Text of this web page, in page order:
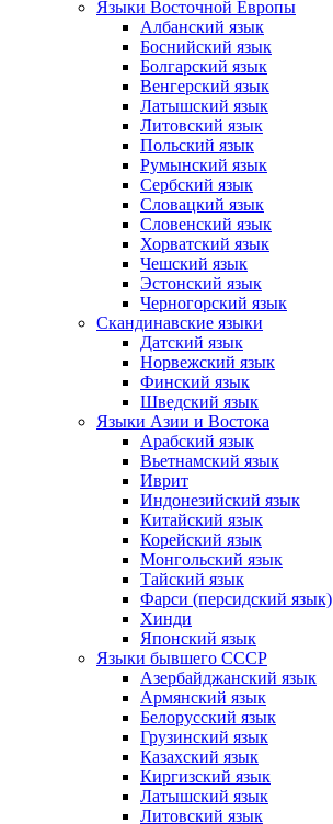
Языки Восточной Европы
Албанский язык
Боснийский язык
Болгарский язык
Венгерский язык
Латышский язык
Литовский язык
Польский язык
Румынский язык
Сербский язык
Словацкий язык
Словенский язык
Хорватский язык
Чешский язык
Эстонский язык
Черногорский язык
Скандинавские языки
Датский язык
Норвежский язык
Финский язык
Шведский язык
Языки Азии и Востока
Арабский язык
Вьетнамский язык
Иврит
Индонезийский язык
Китайский язык
Корейский язык
Монгольский язык
Тайский язык
Фарси (персидский язык)
Хинди
Японский язык
Языки бывшего СССР
Азербайджанский язык
Армянский язык
Белорусский язык
Грузинский язык
Казахский язык
Киргизский язык
Латышский язык
Литовский язык